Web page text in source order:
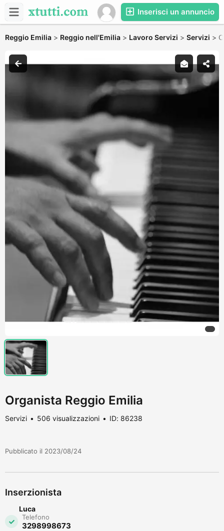
Inserisci un annuncio
Reggio Emilia > Reggio nell'Emilia > Lavoro Servizi > Servizi >
Organista Reggio Emilia
Servizi 506 visualizzazioni ID: 86238
Pubblicato il 2023/08/24
Inserzionista
Luca
Telefono
3298998673